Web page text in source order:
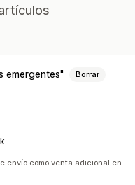
emergentes Borrar
envío como venta adicional en